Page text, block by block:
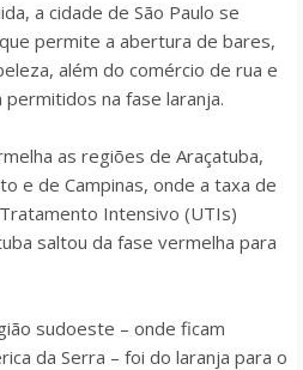
a cidade de São Paulo se
permite a abertura de bares,
além do comércio de rua e
na fase laranja.
as regiões de Araçatuba,
e de Campinas, onde a taxa de
Intensivo (UTIs)
saltou da fase vermelha para
sudoeste – onde ficam
da Serra – foi do laranja para o